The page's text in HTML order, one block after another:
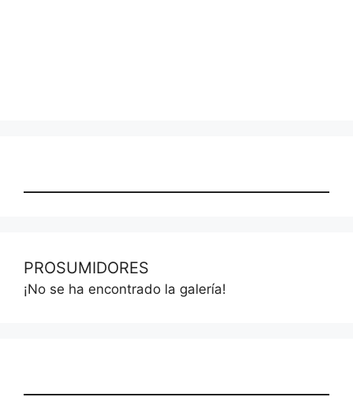
PROSUMIDORES
¡No se ha encontrado la galería!